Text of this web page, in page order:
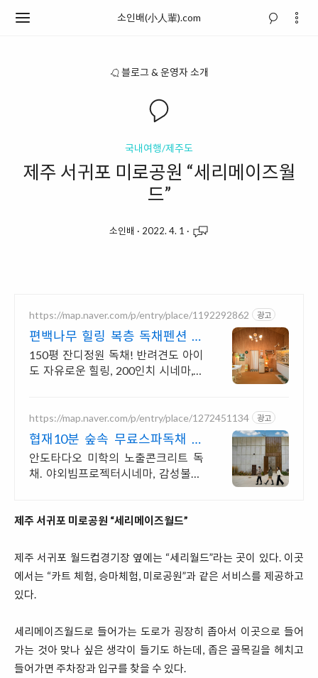
소인배(小人輩).com
블로그 & 운영자 소개
국내여행/제주도
제주 서귀포 미로공원 “세리메이즈월
드”
소인배 · 2022. 4. 1 ·
https://map.naver.com/p/entry/place/1192292862 광고
편백나무 힐링 복층 독채펜션 골
프여행 최적! 곽지해변근처
150평 잔디정원 독채! 반려견도 아이
도 자유로운 힐링, 200인치 시네마,불
펜션
https://map.naver.com/p/entry/place/1272451134 광고
협재10분 숲속 무료스파독채 안
도타다오 미학이 깃든 건축
안도타다오 미학의 노출콘크리트 독
채. 야외빔프로젝터시네마, 감성불멍,
피완비. 먼지없는 청결
제주 서귀포 미로공원 “세리메이즈월드”
제주 서귀포 월드컵경기장 옆에는 “세리월드”라는 곳이 있다. 이곳
에서는 “카트 체험, 승마체험, 미로공원”과 같은 서비스를 제공하고
있다.
세리메이즈월드로 들어가는 도로가 굉장히 좁아서 이곳으로 들어
가는 것아 맞나 싶은 생각이 들기도 하는데, 좁은 골목길을 헤치고
들어가면 주차장과 입구를 찾을 수 있다.